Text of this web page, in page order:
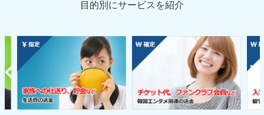
目的別にサービスを紹介